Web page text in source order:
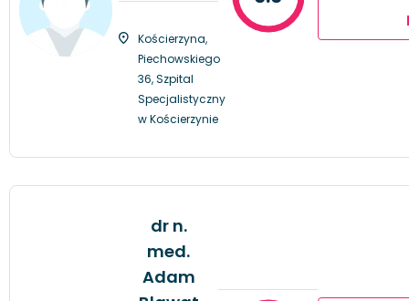
Kościerzyna,
Piechowskiego
36, Szpital
Specjalistyczny
w Kościerzynie
dr n.
med.
Adam